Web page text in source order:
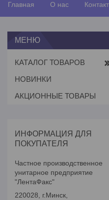
Главная О нас
КАТАЛОГ ТОВАРОВ
НОВИНКИ
АКЦИОННЫЕ ТОВАРЫ
ИНФОРМАЦИЯ ДЛЯ
ПОКУПАТЕЛЯ
Частное производственное
унитарное предприятие
"ЛентаФакс"
220028, г.Минск,